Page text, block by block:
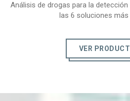
Análisis de drogas para la
las 6 soluciones
VER